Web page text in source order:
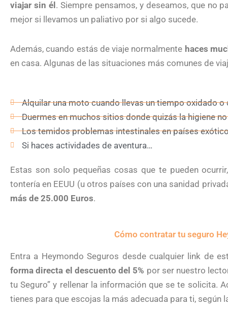
viajar sin él . Siempre pensamos, y deseamos, que no
mejor si llevamos un paliativo por si algo sucede.
Además, cuando estás de viaje normalmente haces
en casa. Algunas de las situaciones más comunes de
Alquilar una moto cuando llevas un tiempo oxidado
Duermes en muchos sitios donde quizás la higiene
Los temidos problemas intestinales en países
Si haces actividades de aventura…
Estas son solo pequeñas cosas que te pueden
tontería en EEUU (u otros países con una sanidad
más de 25.000 Euros.
Cómo contratar tu seguro
Entra a Heymondo Seguros desde cualquier link de
forma directa el descuento del 5% por ser nuestro
tu Seguro” y rellenar la información que se te solicita.
tienes para que escojas la más adecuada para ti, según